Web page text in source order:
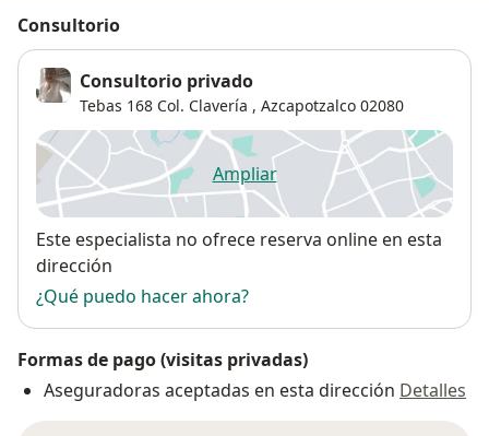
Consultorio
Consultorio privado
Tebas 168 Col. Clavería , Azcapotzalco 02080
Ampliarse abre en una nueva
Disponibilidad
Este especialista no ofrece reserva online en esta
dirección
¿Qué puedo hacer ahora?
Formas de pago (visitas privadas)
Aseguradoras aceptadas en esta dirección Detalles